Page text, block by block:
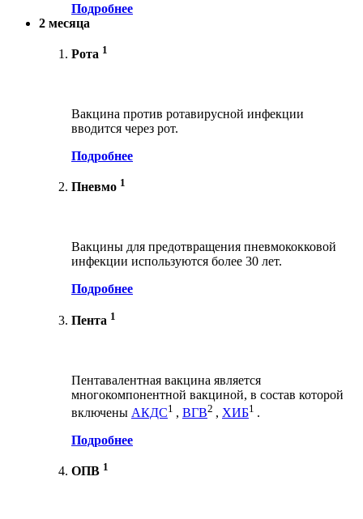
Подробнее
2 месяца
Рота 1
Вакцина против ротавирусной инфекции
вводится через рот.
Подробнее
Пневмо 1
Вакцины для предотвращения пневмококковой
инфекции используются более 30 лет.
Подробнее
Пента 1
Пентавалентная вакцина является
многокомпонентной вакциной, в состав которой
включены АКДС1 , ВГВ2 , ХИБ1 .
Подробнее
ОПВ 1